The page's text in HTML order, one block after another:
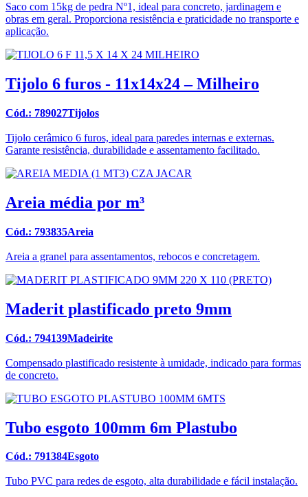
Saco com 15kg de pedra Nº1, ideal para concreto, jardinagem e
obras em geral. Proporciona resistência e praticidade no transporte e
aplicação.
Tijolo 6 furos - 11x14x24 – Milheiro
Cód.: 789027Tijolos
Tijolo cerâmico 6 furos, ideal para paredes internas e externas.
Garante resistência, durabilidade e assentamento facilitado.
Areia média por m³
Cód.: 793835Areia
Areia a granel para assentamentos, rebocos e concretagem.
Maderit plastificado preto 9mm
Cód.: 794139Madeirite
Compensado plastificado resistente à umidade, indicado para formas
de concreto.
Tubo esgoto 100mm 6m Plastubo
Cód.: 791384Esgoto
Tubo PVC para redes de esgoto, alta durabilidade e fácil instalação.